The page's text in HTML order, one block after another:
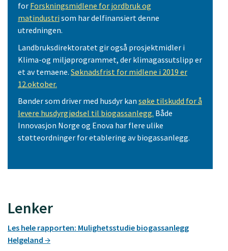
for Forskningsmidlene for jordbruk og
matindustrisom har delfinansiert denne
utredningen.
Landbruksdirektoratet gir også prosjektmidler i
Klima-og miljøprogrammet, der klimagassutslipp er
et av temaene. Søknadsfrist for midlene i 2019 er
12.oktober.
Bønder som driver med husdyr kan søke tilskudd for å
levere husdyrgjødsel til biogassanlegg. Både
Innovasjon Norge og Enova har flere ulike
støtteordninger for etablering av biogassanlegg.
Lenker
Les hele rapporten: Mulighetsstudie biogassanlegg
Helgeland